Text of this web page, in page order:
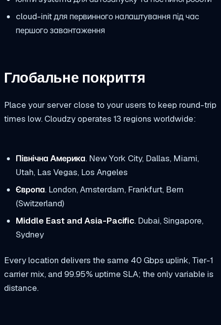
cloud-init для первинного налаштування під час
першого завантаження
Глобальне покриття
Place your server close to your users to keep round-trip
times low. Cloudzy operates 13 regions worldwide:
Північна Америка. New York City, Dallas, Miami,
Utah, Las Vegas, Los Angeles
Європа. London, Amsterdam, Frankfurt, Bern
(Switzerland)
Middle East and Asia-Pacific. Dubai, Singapore,
Sydney
Every location delivers the same 40 Gbps uplink, Tier-1
carrier mix, and 99.95% uptime SLA; the only variable is
distance.